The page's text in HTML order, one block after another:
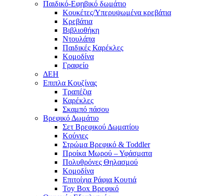
Παιδικό-Εφηβικό δωμάτιο
Κουκέτες/Υπερυψωμένα κρεβάτια
Κρεβάτια
Βιβλιοθήκη
Ντουλάπα
Παιδικές Καρέκλες
Κομοδίνα
Γραφείο
ΔΕΗ
Επιπλα Κουζίνας
Τραπέζια
Καρέκλες
Σκαμπό πάσου
Βρεφικό Δωμάτιο
Σετ Βρεφικού Δωματίου
Κούνιες
Στρώμα Βρεφικό & Toddler
Προίκα Μωρού – Υφάσματα
Πολυθρόνες Θηλασμού
Κομοδίνα
Επιτοίχια Ράφια Κουτιά
Toy Box Βρεφικό